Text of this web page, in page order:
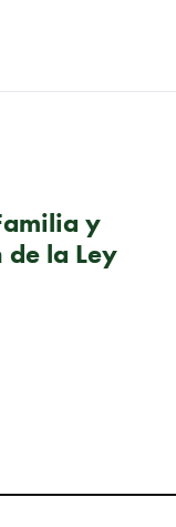
y
de la Ley